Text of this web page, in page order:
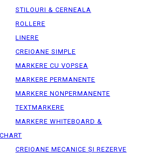
STILOURI & СERNEALA
ROLLERE
LINERE
CREIOANE SIMPLE
MARKERE CU VOPSEA
MARKERE PERMANENTE
MARKERE NONPERMANENTE
TEXTMARKERE
MARKERE WHITEBOARD &
CREIOANE MECANICE ȘI REZERVE